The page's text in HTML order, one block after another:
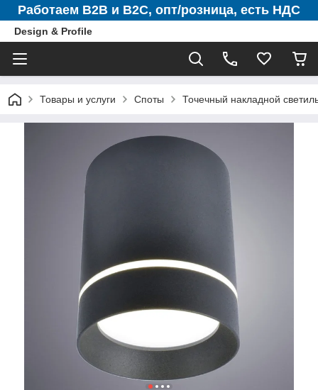
Работаем B2B и B2C, опт/розница, есть НДС
Design & Profile
Товары и услуги Споты Точечный накладной